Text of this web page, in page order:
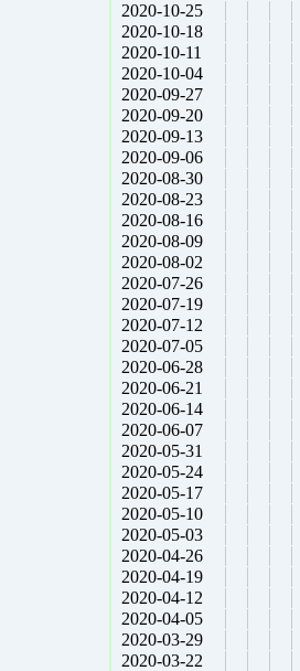
2020-10-25
2020-10-18
2020-10-11
2020-10-04
2020-09-27
2020-09-20
2020-09-13
2020-09-06
2020-08-30
2020-08-23
2020-08-16
2020-08-09
2020-08-02
2020-07-26
2020-07-19
2020-07-12
2020-07-05
2020-06-28
2020-06-21
2020-06-14
2020-06-07
2020-05-31
2020-05-24
2020-05-17
2020-05-10
2020-05-03
2020-04-26
2020-04-19
2020-04-12
2020-04-05
2020-03-29
2020-03-22